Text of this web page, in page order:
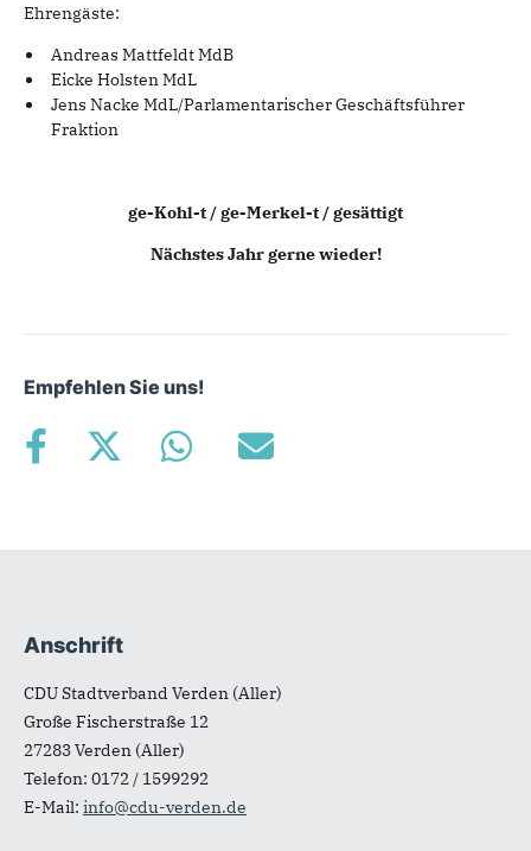
Ehrengäste:
Andreas Mattfeldt MdB
Eicke Holsten MdL
Jens Nacke MdL/Parlamentarischer Geschäftsführer
Fraktion
ge-Kohl-t / ge-Merkel-t / gesättigt
Nächstes Jahr gerne wieder!
Empfehlen Sie uns!
Fußbereich
Anschrift
CDU Stadtverband Verden (Aller)
Große Fischerstraße 12
27283Verden (Aller)
Telefon: 0172 / 1599292
E-Mail: info@cdu-verden.de